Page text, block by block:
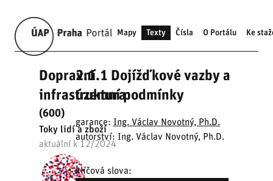
Mapy Texty Čísla O Portálu Ke
Dopravní
infrastruktura
(600)
Toky lidí a zboží
aktuální k 12/2024
2.1.1 Dojížďkové vazby a
územní podmínky
garance: Ing. Václav Novotný, Ph.D.
autorství: Ing. Václav Novotný, Ph.D.
klíčová slova: